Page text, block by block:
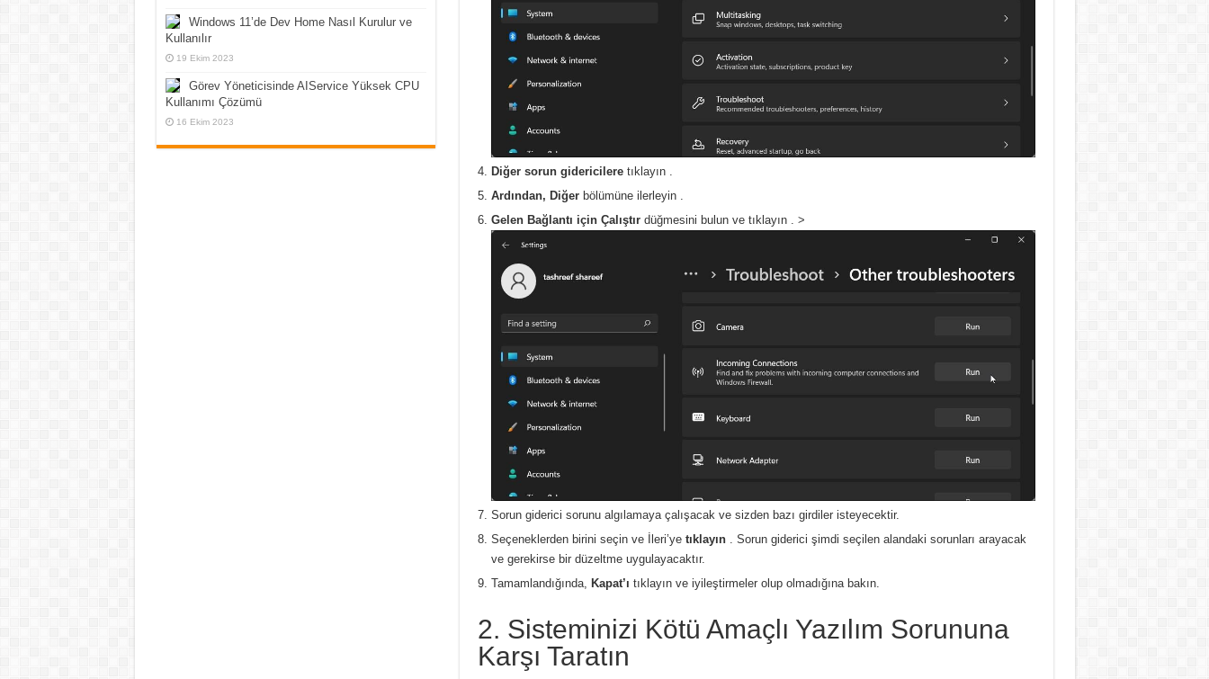
Diğer sorun gidericileretıklayın .
Ardından, Diğerbölümüne ilerleyin .
Gelen Bağlantı için Çalıştırdüğmesini bulun ve tıklayın . >
Sorun giderici sorunu algılamaya çalışacak ve sizden bazı girdiler isteyecektir.
Seçeneklerden birini seçin ve İleri’ye tıklayın. Sorun giderici şimdi seçilen alandaki sorunları arayacak
ve gerekirse bir düzeltme uygulayacaktır.
Tamamlandığında, Kapat’ı tıklayın ve iyileştirmeler olup olmadığına bakın.
2. Sisteminizi Kötü Amaçlı Yazılım Sorununa
Karşı Taratın
Windows 11’de Dev Home Nasıl Kurulur ve
Kullanılır
19 Ekim 2023
Görev Yöneticisinde AIService Yüksek CPU
Kullanımı Çözümü
16 Ekim 2023